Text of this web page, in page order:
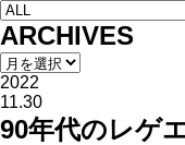
ARCHIVES
2022
11.30
90年代のレゲ